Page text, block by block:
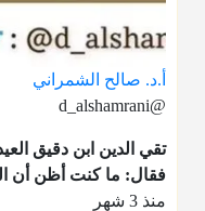
أ.د. صالح الشمراني
@d_alshamrani
تقي الدين ابن دقيق
فقال: ما كنت أظن أن
منذ 3 شهر